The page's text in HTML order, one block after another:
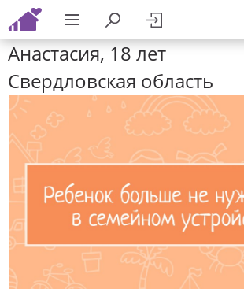
Анастасия, 18 лет
Свердловская область